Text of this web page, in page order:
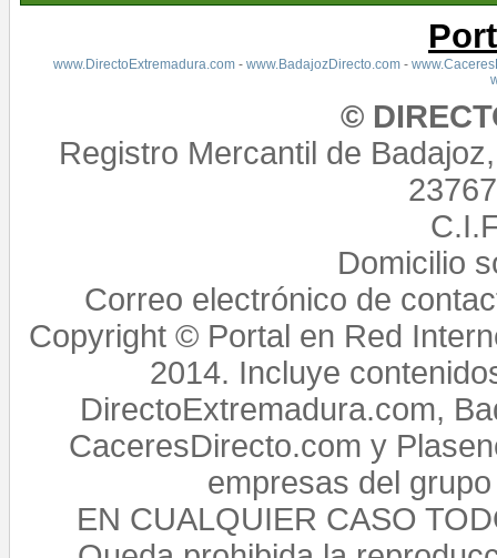
www.DirectoExtremadura.com- www.BadajozDirecto.com-
©
Registro Mercantil de
Domicilio
Correo electrónico de
Copyright © Portal en Red
2014. Incluye
DirectoExtremadura.com,
CaceresDirecto.com y
empresas del
EN CUALQUIER CASO